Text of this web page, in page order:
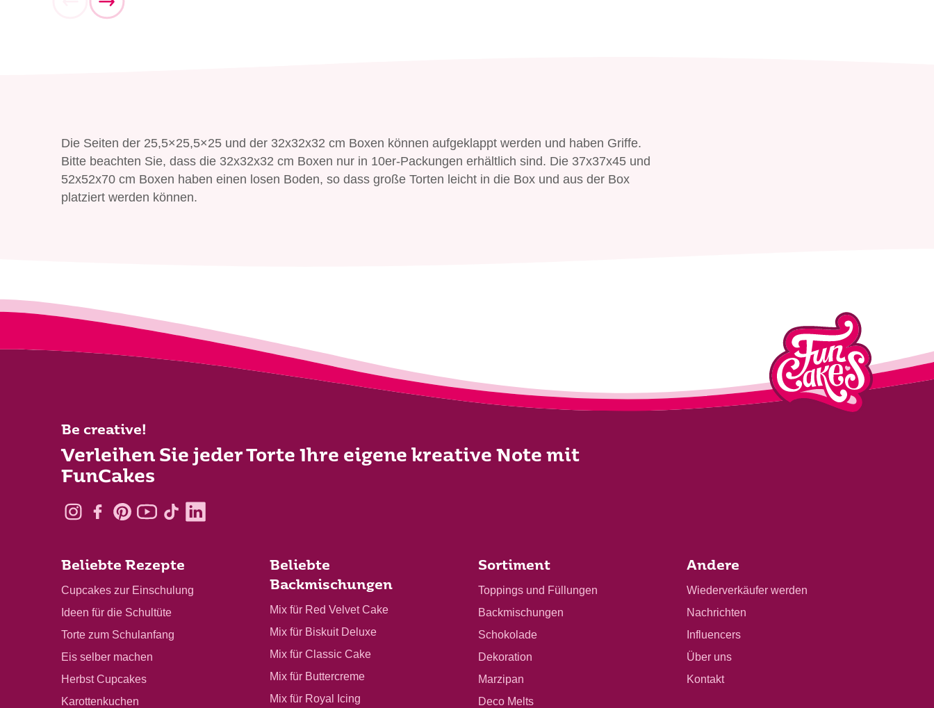
Die Seiten der 25,5×25,5×25 und der 32x32x32 cm Boxen können aufgeklappt werden und haben Griffe.
Bitte beachten Sie, dass die 32x32x32 cm Boxen nur in 10er-Packungen erhältlich sind. Die 37x37x45 und
52x52x70 cm Boxen haben einen losen Boden, so dass große Torten leicht in die Box und aus der Box
platziert werden können.
Be creative!
Verleihen Sie jeder Torte Ihre eigene kreative Note mit
FunCakes
Beliebte Rezepte
Cupcakes zur Einschulung
Ideen für die Schultüte
Torte zum Schulanfang
Eis selber machen
Herbst Cupcakes
Karottenkuchen
Beliebte
Backmischungen
Mix für Red Velvet Cake
Mix für Biskuit Deluxe
Mix für Classic Cake
Mix für Buttercreme
Mix für Royal Icing
Sortiment
Toppings und Füllungen
Backmischungen
Schokolade
Dekoration
Marzipan
Deco Melts
Andere
Wiederverkäufer werden
Nachrichten
Influencers
Über uns
Kontakt